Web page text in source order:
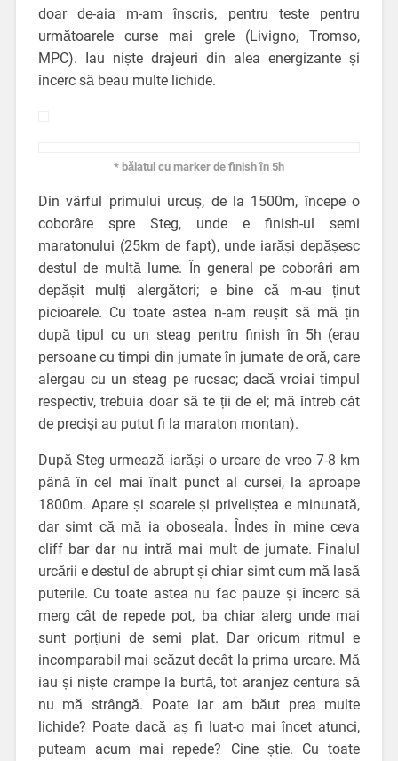
doar de-aia m-am înscris, pentru teste pentru
următoarele curse mai grele (Livigno, Tromso,
MPC). Iau niște drajeuri din alea energizante și
încerc să beau multe lichide.
* băiatul cu marker de finish în 5h
Din vârful primului urcuș, de la 1500m, începe o
coborâre spre Steg, unde e finish-ul semi
maratonului (25km de fapt), unde iarăși depășesc
destul de multă lume. În general pe coborâri am
depășit mulți alergători; e bine că m-au ținut
picioarele. Cu toate astea n-am reușit să mă țin
după tipul cu un steag pentru finish în 5h (erau
persoane cu timpi din jumate în jumate de oră, care
alergau cu un steag pe rucsac; dacă vroiai timpul
respectiv, trebuia doar să te ții de el; mă întreb cât
de preciși au putut fi la maraton montan).
După Steg urmează iarăși o urcare de vreo 7-8 km
până în cel mai înalt punct al cursei, la aproape
1800m. Apare și soarele și priveliștea e minunată,
dar simt că mă ia oboseala. Îndes în mine ceva
cliff bar dar nu intră mai mult de jumate. Finalul
urcării e destul de abrupt și chiar simt cum mă lasă
puterile. Cu toate astea nu fac pauze și încerc să
merg cât de repede pot, ba chiar alerg unde mai
sunt porțiuni de semi plat. Dar oricum ritmul e
incomparabil mai scăzut decât la prima urcare. Mă
iau și niște crampe la burtă, tot aranjez centura să
nu mă strângă. Poate iar am băut prea multe
lichide? Poate dacă aș fi luat-o mai încet atunci,
puteam acum mai repede? Cine știe. Cu toate